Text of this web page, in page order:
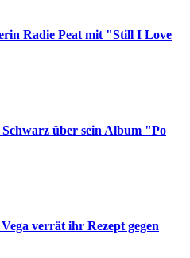
Radie Peat mit "Still I Love
über sein Album "Po
verrät ihr Rezept gegen